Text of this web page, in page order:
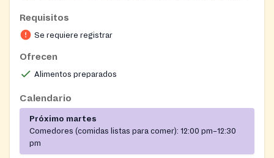
for individuals aged 55 and over who have registered
as members. Individuals under 60 pay a full meal price
(currently about $4.10), while those 60 and older are
in the food box program requires registration, proof of
income, and proof of identity. Neither program is
intended for emergency food needs.
Requisitos
Se requiere registrar
Ofrecen
Alimentos preparados
Calendario
Próximo martes
Comedores (comidas listas para comer): 12:00 pm–12:30
pm